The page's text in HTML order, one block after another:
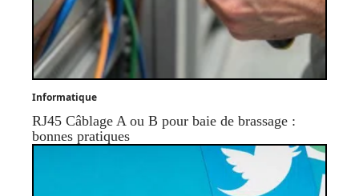
Informatique
RJ45 Câblage A ou B pour baie de brassage :
bonnes pratiques